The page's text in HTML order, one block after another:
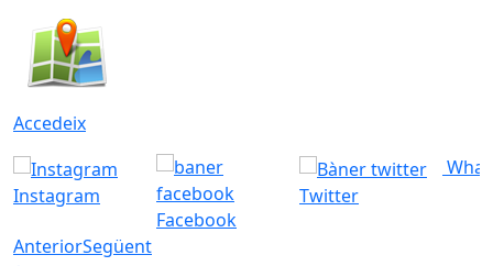
Accedeix
Instagram
Facebook
Twitter
AnteriorSegüent